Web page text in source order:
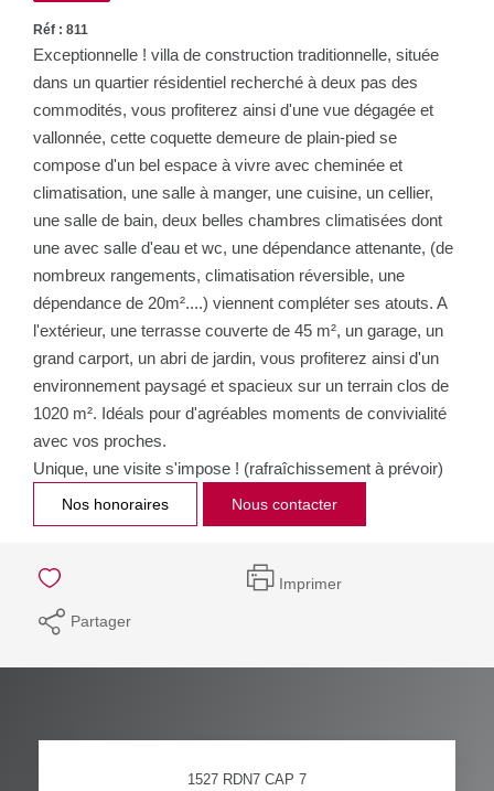
Réf : 811
Exceptionnelle ! villa de construction traditionnelle, située
dans un quartier résidentiel recherché à deux pas des
commodités, vous profiterez ainsi d'une vue dégagée et
vallonnée, cette coquette demeure de plain-pied se
compose d'un bel espace à vivre avec cheminée et
climatisation, une salle à manger, une cuisine, un cellier,
une salle de bain, deux belles chambres climatisées dont
une avec salle d'eau et wc, une dépendance attenante, (de
nombreux rangements, climatisation réversible, une
dépendance de 20m²....) viennent compléter ses atouts. A
l'extérieur, une terrasse couverte de 45 m², un garage, un
grand carport, un abri de jardin, vous profiterez ainsi d'un
environnement paysagé et spacieux sur un terrain clos de
1020 m². Idéals pour d'agréables moments de convivialité
avec vos proches.
Unique, une visite s'impose ! (rafraîchissement à prévoir)
Nos honoraires Nous contacter
Imprimer
Partager
1527 RDN7 CAP 7